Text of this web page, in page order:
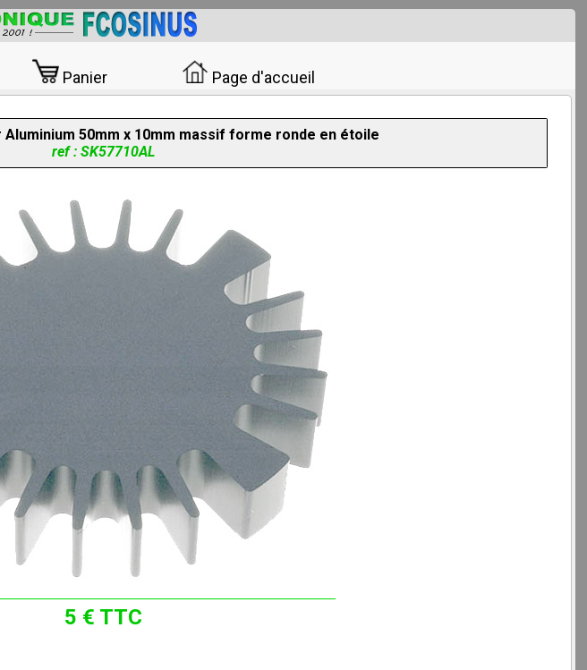
Panier Page d'accueil
Aluminium 50mm x 10mm massif forme ronde en étoile
ref : SK57710AL
5 € TTC